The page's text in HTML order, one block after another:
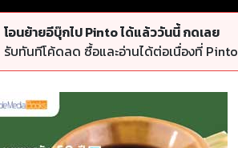
โอนย้ายอีบุ๊กไป Pinto ได้แล้ววันนี้ กดเลย
รับทันทีโค้ดลด ซื้อและอ่านได้ต่อเนื่องที่ Pinto